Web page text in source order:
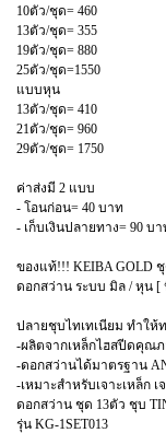
10ตัว/ชุด= 460
13ตัว/ชุด= 355
19ตัว/ชุด= 880
25ตัว/ชุด=1550
แบบหุน
13ตัว/ชุด= 410
21ตัว/ชุด= 960
29ตัว/ชุด= 1750
ค่าส่งมี 2 แบบ
- โอนก่อน= 40 บาท
- เก็บเงินปลายทาง= 90 บ
ของแท้!!! KEIBA GOLD
ดอกสว่าน ระบบ มิล / หุน
ปลายชุบไทเทเนียม ทำให้
-ผลิตจากเหล็กไฮสปีดคุณภ
-ดอกสว่านได้มาตรฐาน
-เหมาะสำหรับเจาะเหล็ก
ดอกสว่าน ชุด 13ตัว ชุบ
รุ่น KG-1SET013